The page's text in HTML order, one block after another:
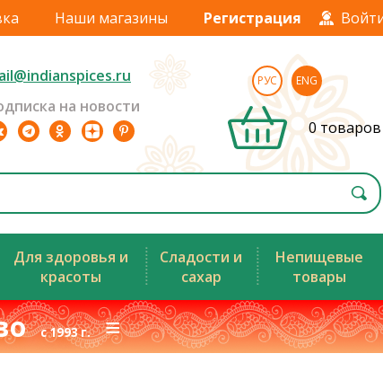
Наши магазины Регистрация
на новости
РУС ENG
0 товаров
Для здоровья и
красоты
Сладости и
сахар
Непищевые
товары
с 1993 г.≡